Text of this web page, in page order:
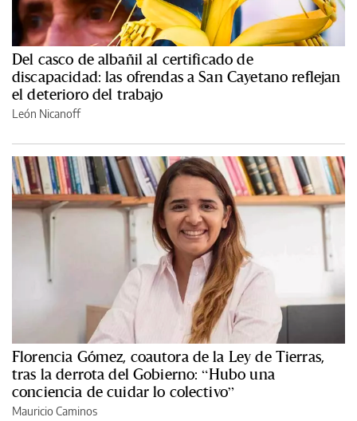
Del casco de albañil al certificado de
discapacidad: las ofrendas a San Cayetano reflejan
el deterioro del trabajo
León Nicanoff
Florencia Gómez, coautora de la Ley de Tierras,
tras la derrota del Gobierno: “Hubo una
conciencia de cuidar lo colectivo”
Mauricio Caminos